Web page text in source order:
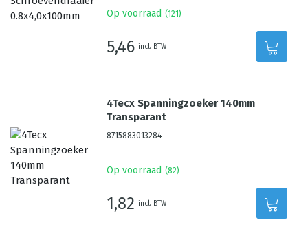
Op voorraad (121 )
5,46 incl. BTW
4Tecx Spanningzoeker 140mm
Transparant
8715883013284
Op voorraad (82)
1,82 incl. BTW